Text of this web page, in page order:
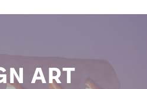
ART